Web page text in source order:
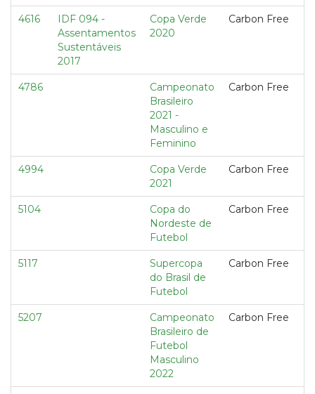
4616
IDF 094 -
Assentamentos
Sustentáveis
2017
Copa Verde
2020
Carbon Free
4786
Campeonato
Brasileiro
2021 -
Masculino e
Feminino
Carbon Free
4994
Copa Verde
2021
Carbon Free
5104
Copa do
Nordeste de
Futebol
Carbon Free
5117
Supercopa
do Brasil de
Futebol
Carbon Free
5207
Campeonato
Brasileiro de
Futebol
Masculino
2022
Carbon Free